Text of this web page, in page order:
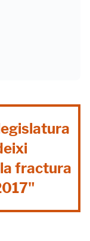
fractura